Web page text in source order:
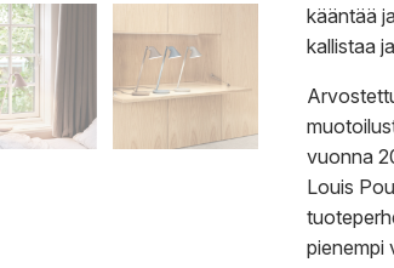
kääntää
kallistaa
vuonna
Louis
pienempi